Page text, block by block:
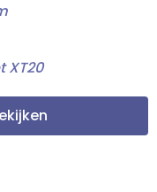
XT20